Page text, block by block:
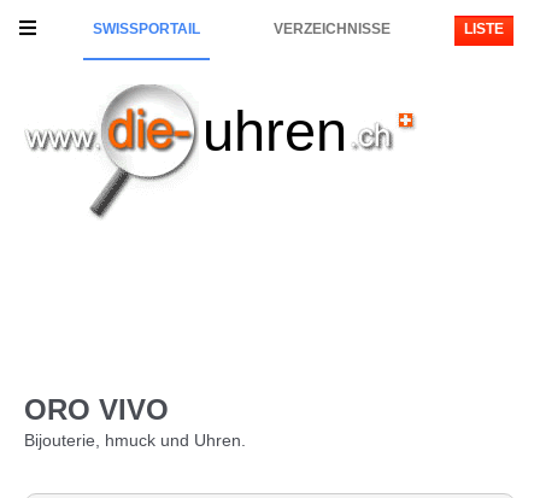
SWISSPORTAIL VERZEICHNISSE LISTE
uhren
ORO VIVO
Bijouterie, hmuck und Uhren.